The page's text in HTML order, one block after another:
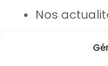
Nos